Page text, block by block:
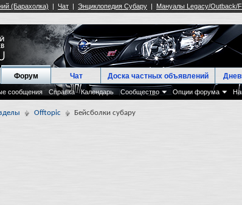
Форум
сообщения Справка Календарь Сообщество Опции форума
Чат Доска частных объявлений
Offtopic Бейсболки субару